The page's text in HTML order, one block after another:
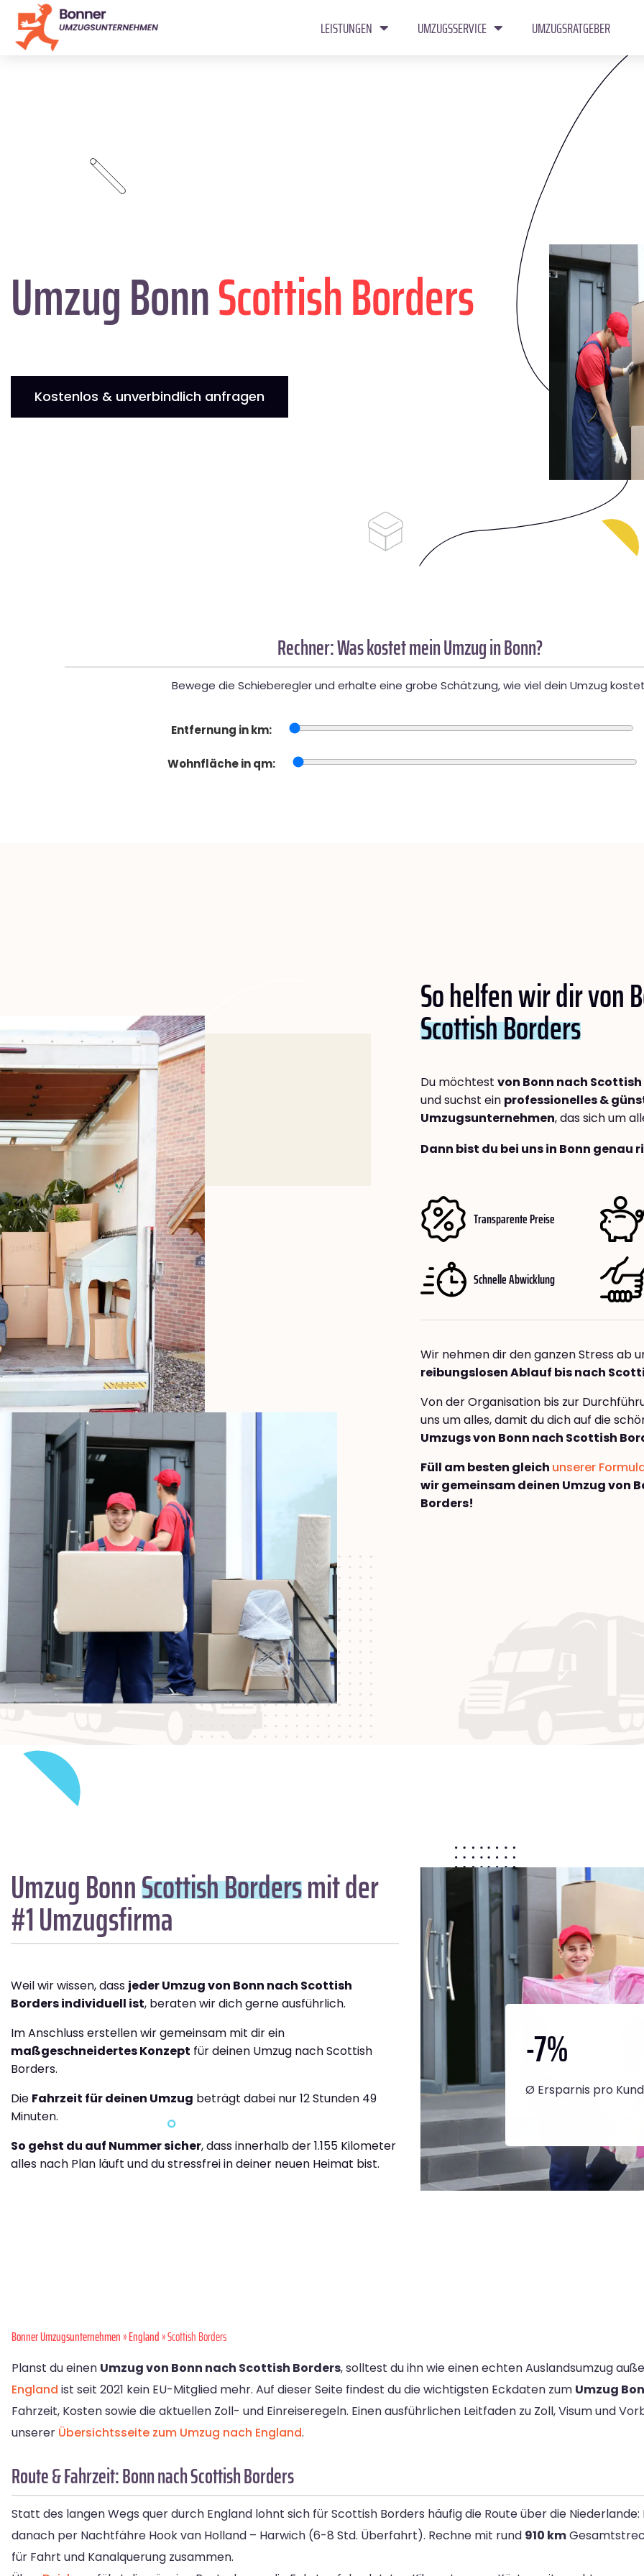
LEISTUNGEN UMZUGSSERVICE UMZUGSRATGEBER
Umzug BonnScottish Borders
Kostenlos & unverbindlich anfragen
Rechner: Was kostet mein Umzug in Bonn?
Bewege die Schieberegler und erhalte eine grobe Schätzung, wie viel dein Umzug
Entfernung in km:
Wohnfläche in qm:
So helfen wir dir von
Scottish Borders
Du möchtest von Bonn nach
und suchst ein professionelles &
Umzugsunternehmen, das sich um
Dann bist du bei uns in Bonn genau
Transparente Preise
Schnelle Abwicklung
Wir nehmen dir den ganzen Stress ab
reibungslosen Ablauf bis nach
Von der Organisation bis zur
uns um alles, damit du dich auf die
Umzugs von Bonn nach Scottish
Füll am besten gleich unserer
wir gemeinsam deinen Umzug von
Borders!
Umzug BonnScottish Bordersmit der
#1 Umzugsfirma
Weil wir wissen, dass jeder Umzug von Bonn nach Scottish
Borders individuell ist, beraten wir dich gerne ausführlich.
Im Anschluss erstellen wir gemeinsam mit dir ein
maßgeschneidertes Konzept für deinen Umzug nach Scottish
Borders.
Die Fahrzeit für deinen Umzug beträgt dabei nur 12 Stunden 49
Minuten.
So gehst du auf Nummer sicher, dass innerhalb der 1.155 Kilometer
alles nach Plan läuft und du stressfrei in deiner neuen Heimat bist.
-7%
Ø Ersparnis pro
Bonner Umzugsunternehmen»England» Scottish Borders
Planst du einen Umzug von Bonn nach Scottish Borders, solltest du ihn wie einen echten Auslandsumzug
England ist seit 2021 kein EU-Mitglied mehr. Auf dieser Seite findest du die wichtigsten Eckdaten zum Umzug
Fahrzeit, Kosten sowie die aktuellen Zoll- und Einreiseregeln. Einen ausführlichen Leitfaden zu Zoll, Visum und
unserer Übersichtsseite zum Umzug nach England.
Route & Fahrzeit: Bonn nach Scottish Borders
Statt des langen Wegs quer durch England lohnt sich für Scottish Borders häufig die Route über die
danach per Nachtfähre Hook van Holland – Harwich (6-8 Std. Überfahrt). Rechne mit rund 910 km
für Fahrt und Kanalquerung zusammen.